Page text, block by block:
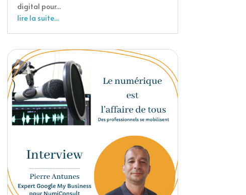
digital pour...
lire la suite...